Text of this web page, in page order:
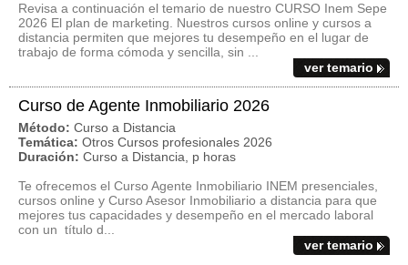
Revisa a continuación el temario de nuestro CURSO Inem Sepe
2026 El plan de marketing. Nuestros cursos online y cursos a
distancia permiten que mejores tu desempeño en el lugar de
trabajo de forma cómoda y sencilla, sin ...
ver temario
Curso de Agente Inmobiliario 2026
Método: Curso a Distancia
Temática: Otros Cursos profesionales 2026
Duración: Curso a Distancia, p horas
Te ofrecemos el Curso Agente Inmobiliario INEM presenciales,
cursos online y Curso Asesor Inmobiliario a distancia para que
mejores tus capacidades y desempeño en el mercado laboral
con un título d...
ver temario